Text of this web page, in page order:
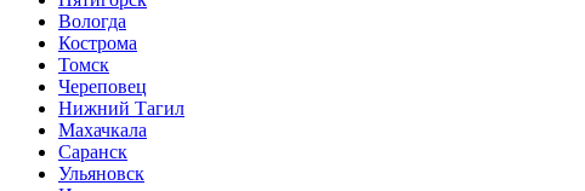
Вологда
Кострома
Томск
Череповец
Нижний Тагил
Махачкала
Саранск
Ульяновск